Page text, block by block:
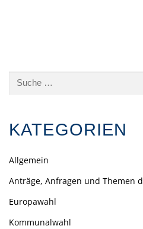
Suche
KATEGORIEN
Allgemein
Anträge, Anfragen und Themen
Europawahl
Kommunalwahl